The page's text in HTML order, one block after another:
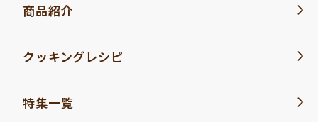
商品紹介
クッキングレシピ
特集一覧